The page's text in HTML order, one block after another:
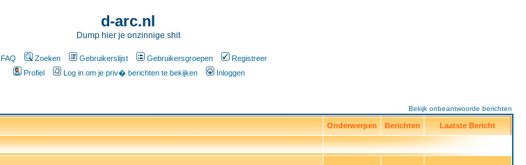
d-arc.nl
Dump hier je onzinnige shit
FAQ Zoeken Gebruikerslijst Gebruikersgroepen
Registreer
Profiel
Log in om je priv� berichten te bekijken Inloggen
Bekijk onbeantwoorde berichten
Onderwerpen Berichten Laatste Bericht